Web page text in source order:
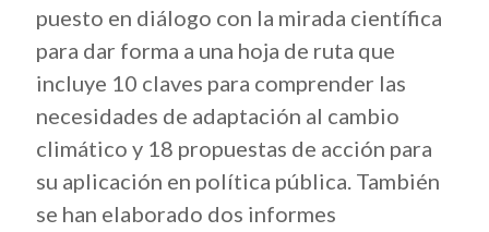
puesto en diálogo con la mirada científica
para dar forma a una hoja de ruta que
incluye 10 claves para comprender las
necesidades de adaptación al cambio
climático y 18 propuestas de acción para
su aplicación en política pública. También
se han elaborado dos informes